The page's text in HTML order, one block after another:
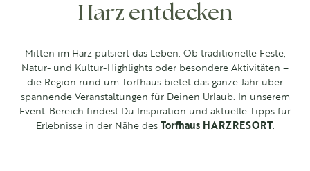
Harz entdecken
Mitten im Harz pulsiert das Leben: Ob traditionelle Feste,
Natur- und Kultur-Highlights oder besondere Aktivitäten –
die Region rund um Torfhaus bietet das ganze Jahr über
spannende Veranstaltungen für Deinen Urlaub. In unserem
Event-Bereich findest Du Inspiration und aktuelle Tipps für
Erlebnisse in der Nähe des Torfhaus HARZRESORT.